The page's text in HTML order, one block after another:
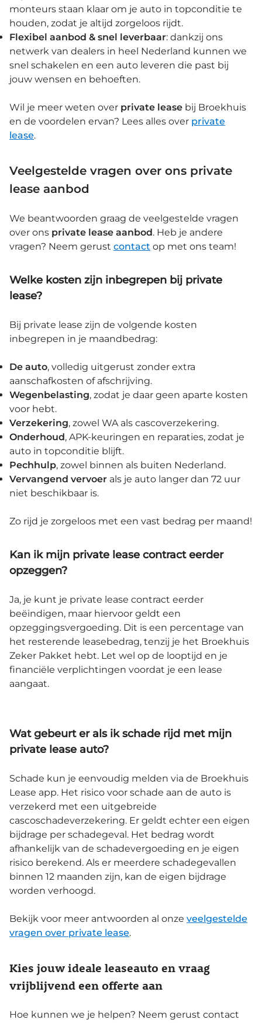
monteurs staan klaar om je auto in topconditie te
houden, zodat je altijd zorgeloos rijdt.
Flexibel aanbod & snel leverbaar: dankzij ons
netwerk van dealers in heel Nederland kunnen we
snel schakelen en een auto leveren die past bij
jouw wensen en behoeften.
Wil je meer weten over private lease bij Broekhuis
en de voordelen ervan? Lees alles over private
lease.
Veelgestelde vragen over ons private
lease aanbod
We beantwoorden graag de veelgestelde vragen
over ons private lease aanbod. Heb je andere
vragen? Neem gerust contact op met ons team!
Welke kosten zijn inbegrepen bij private
lease?
Bij private lease zijn de volgende kosten
inbegrepen in je maandbedrag:
De auto, volledig uitgerust zonder extra
aanschafkosten of afschrijving.
Wegenbelasting, zodat je daar geen aparte kosten
voor hebt.
Verzekering, zowel WA als cascoverzekering.
Onderhoud, APK-keuringen en reparaties, zodat je
auto in topconditie blijft.
Pechhulp, zowel binnen als buiten Nederland.
Vervangend vervoer als je auto langer dan 72 uur
niet beschikbaar is.
Zo rijd je zorgeloos met een vast bedrag per maand!
Kan ik mijn private lease contract eerder
opzeggen?
Ja, je kunt je private lease contract eerder
beëindigen, maar hiervoor geldt een
opzeggingsvergoeding. Dit is een percentage van
het resterende leasebedrag, tenzij je het Broekhuis
Zeker Pakket hebt. Let wel op de looptijd en je
financiële verplichtingen voordat je een lease
aangaat.
Wat gebeurt er als ik schade rijd met mijn
private lease auto?
Schade kun je eenvoudig melden via de Broekhuis
Lease app. Het risico voor schade aan de auto is
verzekerd met een uitgebreide
cascoschadeverzekering. Er geldt echter een eigen
bijdrage per schadegeval. Het bedrag wordt
afhankelijk van de schadevergoeding en je eigen
risico berekend. Als er meerdere schadegevallen
binnen 12 maanden zijn, kan de eigen bijdrage
worden verhoogd.
Bekijk voor meer antwoorden al onze veelgestelde
vragen over private lease.
Kies jouw ideale leaseauto en vraag
vrijblijvend een offerte aan
Hoe kunnen we je helpen? Neem gerust contact